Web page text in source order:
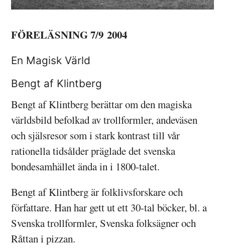
FÖRELÄSNING 7/9 2004
En Magisk Värld
Bengt af Klintberg
Bengt af Klintberg berättar om den magiska
världsbild befolkad av trollformler, andeväsen
och själsresor som i stark kontrast till vår
rationella tidsålder präglade det svenska
bondesamhället ända in i 1800-talet.
Bengt af Klintberg är folklivsforskare och
författare. Han har gett ut ett 30-tal böcker, bl. a
Svenska trollformler, Svenska folksägner och
Råttan i pizzan.